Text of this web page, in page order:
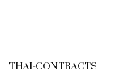
THAI-CONTRACTS